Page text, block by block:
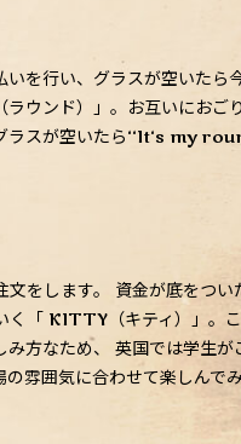
を行い、グラスが空いたら
ウンド）」。お互いにおご
スが空いたら‘‘It‘s my
をします。 資金が底をつい
く「 KITTY（キティ）」。
方なため、 英国では学生が
雰囲気に合わせて楽しんで